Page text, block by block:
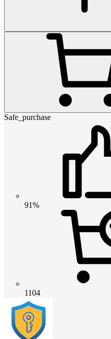
Safe_purchase
91%
1104